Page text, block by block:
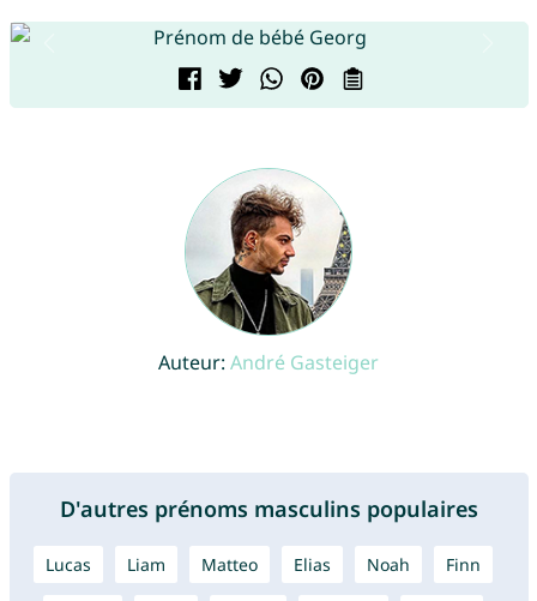
Auteur: André Gasteiger
D'autres prénoms masculins populaires
Lucas Liam Matteo Elias Noah Finn